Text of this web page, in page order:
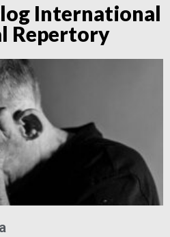
International
Repertory